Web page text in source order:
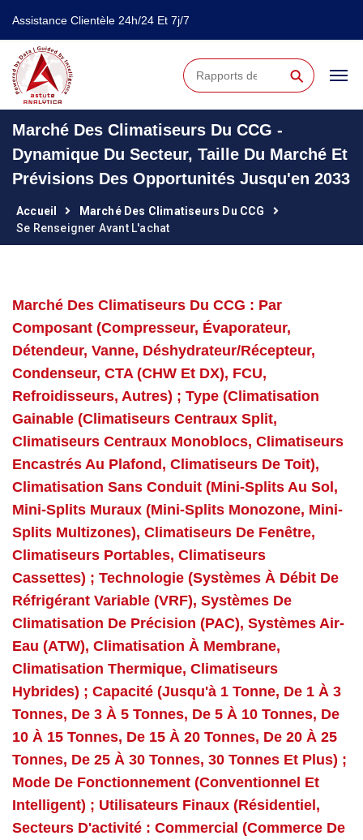
Assistance Clientèle 24h/24 Et 7j/7
⚲
Marché Des Climatiseurs Du CCG -
Dynamique Du Secteur, Taille Du Marché Et
Prévisions Des Opportunités Jusqu'en 2033
Accueil
Marché Des Climatiseurs Du CCG
Se Renseigner Avant L'achat
Marché Des Climatiseurs Du CCG : Par
Composant (compresseur, Évaporateur,
Détendeur, Vanne, Déshydrateur/récepteur,
Condenseur, CTA (CHW Et DX), FCU,
Refroidisseurs, Autres) ; Type (Climatisation
Gainable (climatiseurs Centraux Split,
Climatiseurs Centraux Monoblocs, Climatiseurs
Encastrés Au Plafond, Climatiseurs De Toit),
Climatisation Sans Conduit (Mini-Splits Au Sol,
Mini-Splits Muraux (Mini-Splits Monozone, Mini-
Splits Multizones), Climatiseurs De Fenêtre,
Climatiseurs Portables, Climatiseurs
Cassettes) ; Technologie (Systèmes À Débit De
Réfrigérant Variable (VRF), Systèmes De
Climatisation De Précision (PAC), Systèmes Air-
Eau (ATW), Climatisation À Membrane,
Climatisation Thermique, Climatiseurs
Hybrides) ; Capacité (Jusqu'à 1 Tonne, De 1 À 3
Tonnes, De 3 À 5 Tonnes, De 5 À 10 Tonnes, De
10 À 15 Tonnes, De 15 À 20 Tonnes, De 20 À 25
Tonnes, De 25 À 30 Tonnes, 30 Tonnes Et Plus) ;
Mode De Fonctionnement (Conventionnel Et
Intelligent) ; Utilisateurs Finaux (Résidentiel,
Secteurs D'activité : Commercial (commerce De